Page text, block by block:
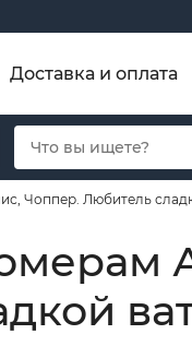
Доставка и оплата
Чоппер. Любитель